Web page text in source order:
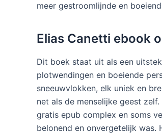
meer gestroomlijnde en
Elias Canetti ebook
Dit boek staat uit als een
plotwendingen en boeiende
sneeuwvlokken, elk uniek en
net als de menselijke geest
gratis epub complex en soms
belonend en onvergetelijk was.